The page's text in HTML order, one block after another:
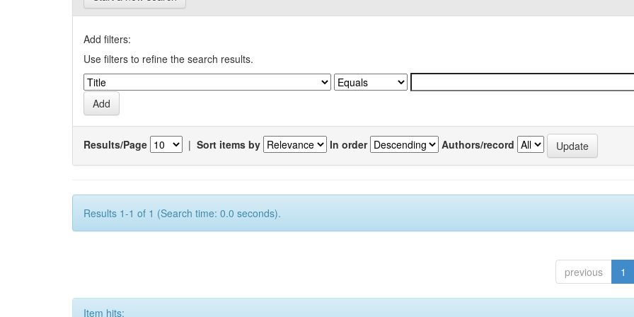
Add filters:
Use filters to refine the search results.
Results/Page | Sort items by In order Authors/record
Results 1-1 of 1 (Search time: 0.0 seconds).
previous 1
Item hits: